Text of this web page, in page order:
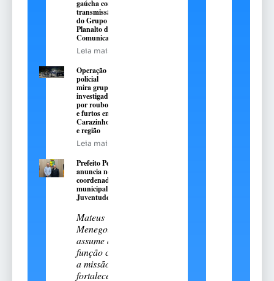
gaúcha com
transmissão
do Grupo
Planalto de
Comunicação
Leia mais
Operação
policial
mira grupo
investigado
por roubos
e furtos em
Carazinho
e região
Leia mais
Prefeito Pedro
anuncia novo
coordenador
municipal da
Juventude
Mateus
Menegotto
assume a
função com
a missão de
fortalecer